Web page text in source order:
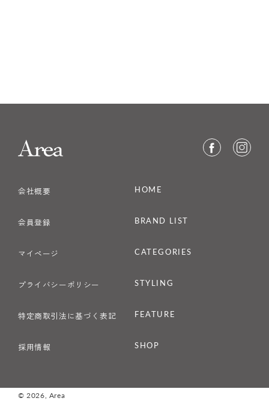
会社概要
会員登録
マイページ
プライバシーポリシー
特定商取引法に基づく表記
採用情報
HOME
BRAND LIST
CATEGORIES
STYLING
FEATURE
SHOP
© 2026, Area